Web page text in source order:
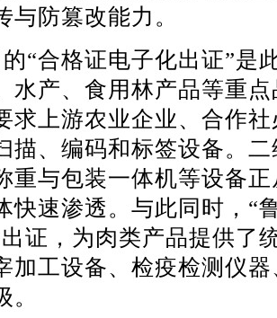
与防篡改能力。
“合格证电子化出证”是
水产、食用林产品等重
求上游农业企业、合作
描、编码和标签设备。
重与包装一体机等设备
快速渗透。与此同时，“
证，为肉类产品提供了
加工设备、检疫检测仪
。